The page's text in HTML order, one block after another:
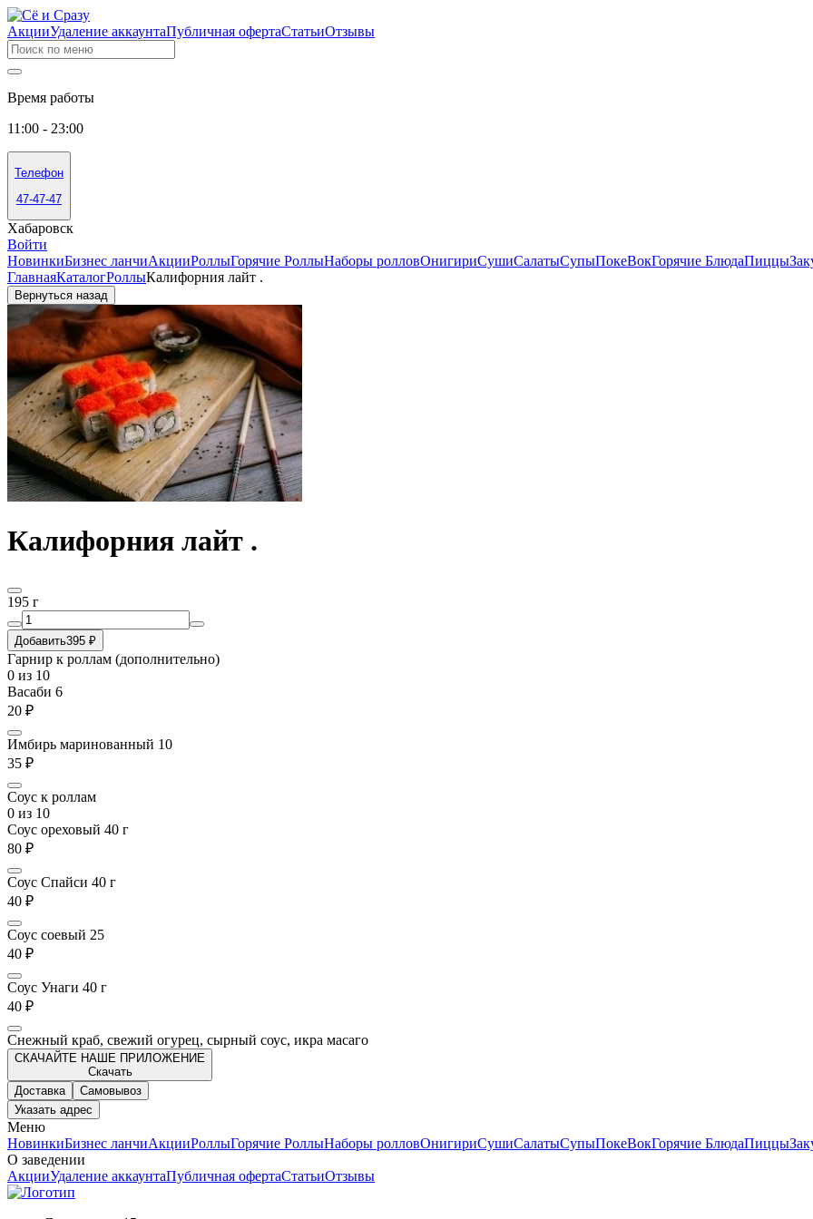
АкцииУдаление аккаунтаПубличная офертаСтатьиОтзывы
Время работы
11:00 - 23:00
Телефон
47-47-47
Хабаровск
Войти
НовинкиБизнес ланчиАкцииРоллыГорячие РоллыНаборы ролловОнигириСушиСалатыСупыПокеВокГорячие БлюдаПиццы
ГлавнаяКаталогРоллыКалифорния лайт .
Вернуться назад
Калифорния лайт .
195 г
Добавить395 ₽
Гарнир к роллам (дополнительно)
0 из 10
Васаби 6
20 ₽
Имбирь маринованный 10
35 ₽
Соус к роллам
0 из 10
Соус ореховый 40 г
80 ₽
Соус Спайси 40 г
40 ₽
Соус соевый 25
40 ₽
Соус Унаги 40 г
40 ₽
Снежный краб, свежий огурец, сырный соус, икра масаго
СКАЧАЙТЕ НАШЕ ПРИЛОЖЕНИЕ
Скачать
Доставка
Самовывоз
Указать адрес
Меню
НовинкиБизнес ланчиАкцииРоллыГорячие РоллыНаборы ролловОнигириСушиСалатыСупыПокеВокГорячие БлюдаПиццы
О заведении
АкцииУдаление аккаунтаПубличная офертаСтатьиОтзывы